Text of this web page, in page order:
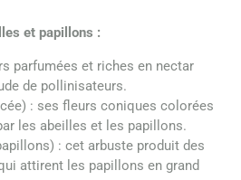
et papillons :
parfumées et riches en nectar
de pollinisateurs.
: ses fleurs coniques colorées
les abeilles et les papillons.
: cet arbuste produit des
attirent les papillons en grand